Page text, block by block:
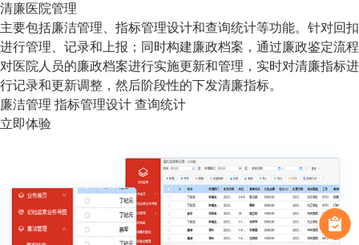
清廉医院管理
主要包括廉洁管理、指标管理设计和查询统计等功能。针对回扣
进行管理、记录和上报；同时构建廉政档案，通过廉政鉴定流程
对医院人员的廉政档案进行实施更新和管理，实时对清廉指标进
行记录和更新调整，然后阶段性的下发清廉指标。
廉洁管理 指标管理设计 查询统计
立即体验